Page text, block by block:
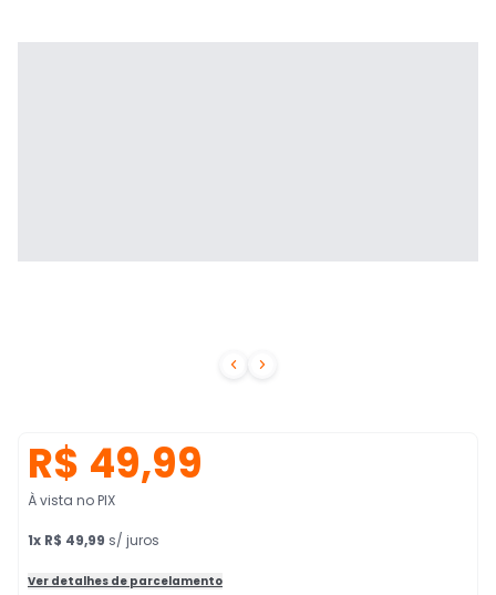
 
R$ 49,99
À vista no PIX
1x R$ 49,99 s/ juros
Ver detalhes de parcelamento